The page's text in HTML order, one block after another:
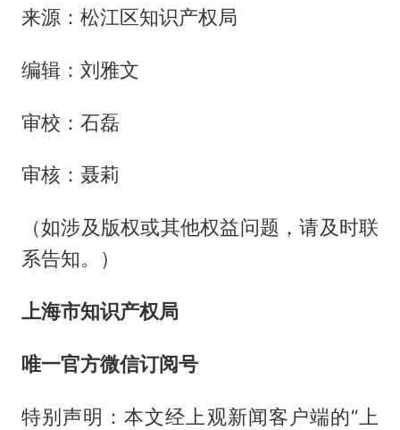
来源：松江区知识产权局
编辑：刘雅文
审校：石磊
审核：聂莉
（如涉及版权或其他权益问题，请及时联
系告知。）
上海市知识产权局
唯一官方微信订阅号
特别声明：本文经上观新闻客户端的“上